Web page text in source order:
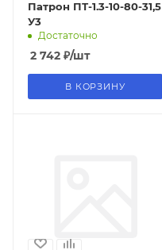
Патрон ПТ-1.3-10-80-31,5
У3
Достаточно
2 742 ₽/шт
В КОРЗИНУ